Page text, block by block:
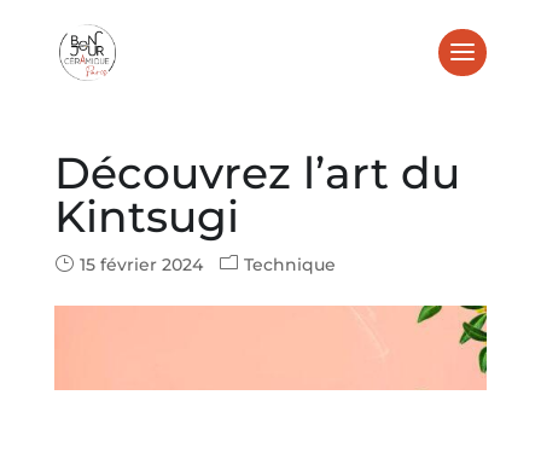
Découvrez l’art du
Kintsugi
15 février 2024 Technique